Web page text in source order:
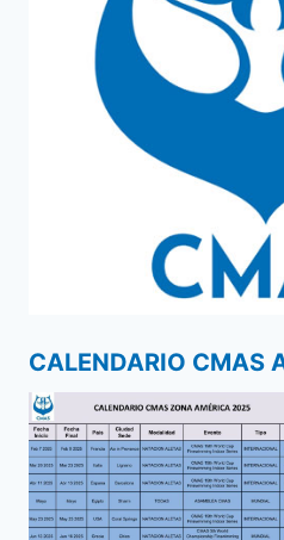
CALENDARIO CMAS